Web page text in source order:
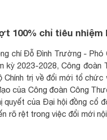
100% chỉ tiêu nhiệm
chí Đỗ Đình Trường -
kỳ 2023-2028, Công
Chính trị về đổi mới tổ
của Công đoàn Công
của Đại hội đồng cổ
rõ rệt trong việc đổi mới